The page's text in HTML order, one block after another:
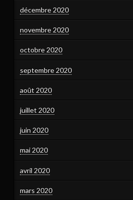
décembre 2020
novembre 2020
octobre 2020
septembre 2020
août 2020
juillet 2020
juin 2020
mai 2020
avril 2020
mars 2020